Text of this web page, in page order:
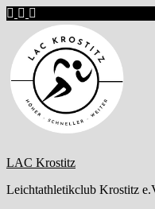
Zum
springen
LAC Krostitz
Leichtathletikclub Krostitz